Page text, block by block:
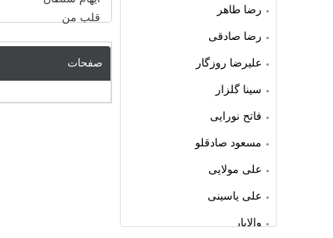
صفحات
رضا طاهر
رضا صادقی
علیرضا روزگار
سینا گلزار
فاتح نورایی
مسعود صادقلو
علی مولایی
علی یاسینی
والایار